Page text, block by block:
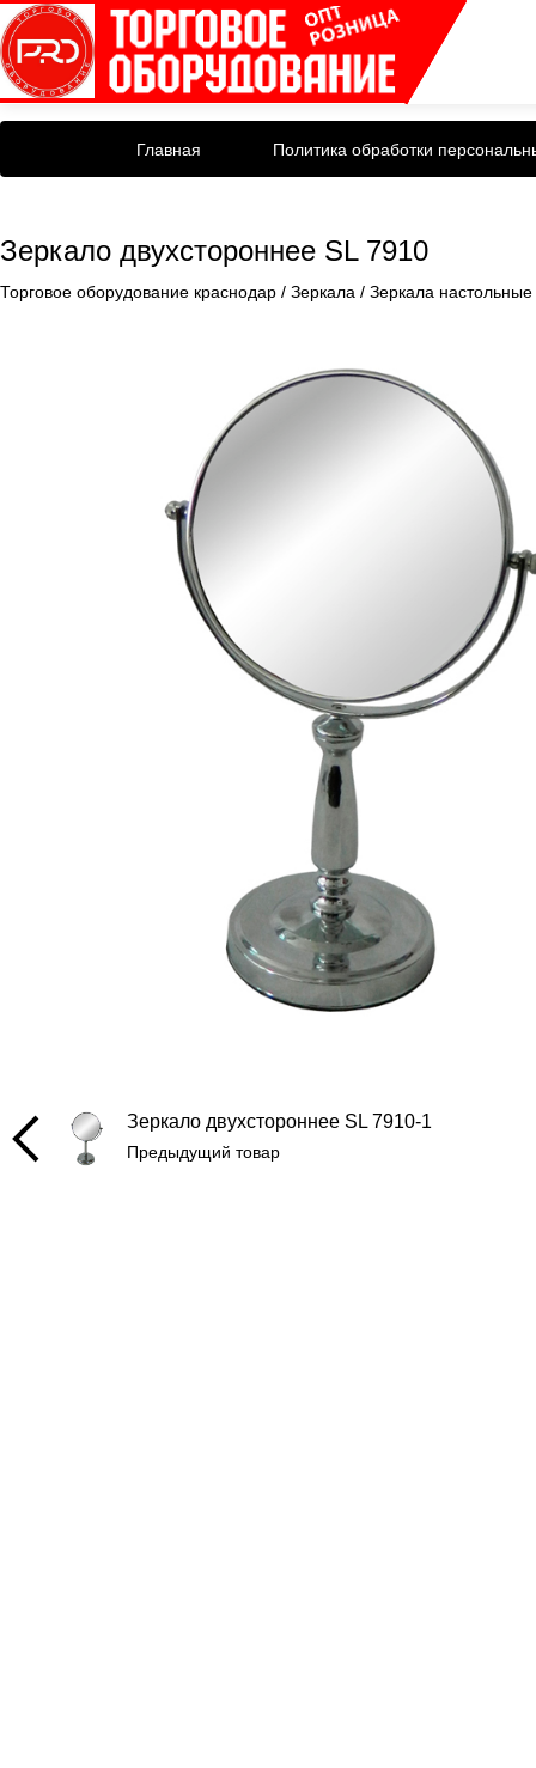
Главная Политика обработки
Зеркало двухстороннее SL 7910
Торговое оборудование краснодар / Зеркала / Зеркала настольные
Зеркало двухстороннее SL 7910-1
Предыдущий товар